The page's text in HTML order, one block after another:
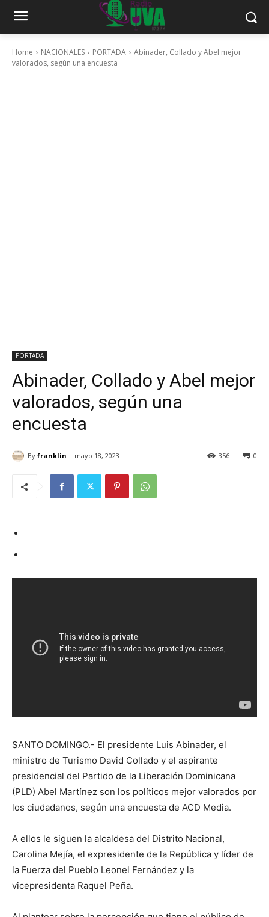
Home NACIONALES PORTADA
Abinader, Collado y Abel mejor
valorados, según una encuesta
PORTADA
Abinader, Collado y Abel mejor
valorados, según una
encuesta
By franklin mayo 18, 2023 0
356
SANTO DOMINGO.- El presidente Luis Abinader, el
ministro de Turismo David Collado y el aspirante
presidencial del Partido de la Liberación Dominicana
(PLD) Abel Martínez son los políticos mejor valorados por
los ciudadanos, según una encuesta de ACD Media.
A ellos le siguen la alcaldesa del Distrito Nacional,
Carolina Mejía, el expresidente de la República y líder de
la Fuerza del Pueblo Leonel Fernández y la
vicepresidenta Raquel Peña.